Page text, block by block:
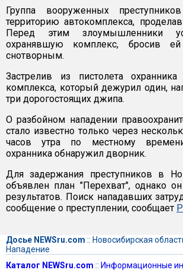
Группа вооруженных
территорию автокомплекса,
Перед этим злоумышленники
охранявшую комплекс, бросив
снотворным.
Застрелив из пистолета охранника
комплекса, который дежурил один,
три дорогостоящих джипа.
О разбойном нападении
стало известно только через
часов утра по местному
охранника обнаружил дворник.
Для задержания преступников в
объявлен план "Перехват", однако
результатов. Поиск нападавших
сообщение о преступлении, сообщает
Досье NEWSru.com :: Новосибирская
Нападение
Каталог NEWSru.com :: Информационные